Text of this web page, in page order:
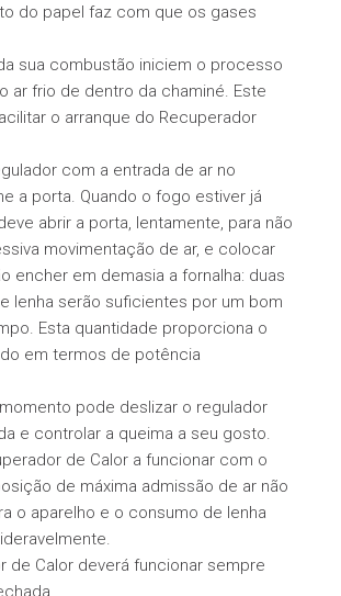
do papel faz com que os gases
sua combustão iniciem o processo
ar frio de dentro da chaminé. Este
o arranque do Recuperador
com a entrada de ar no
a porta. Quando o fogo estiver já
abrir a porta, lentamente, para não
movimentação de ar, e colocar
encher em demasia a fornalha: duas
lenha serão suficientes por um bom
Esta quantidade proporciona o
em termos de potência
pode deslizar o regulador
e controlar a queima a seu gosto.
de Calor a funcionar com o
de máxima admissão de ar não
o aparelho e o consumo de lenha
de Calor deverá funcionar sempre